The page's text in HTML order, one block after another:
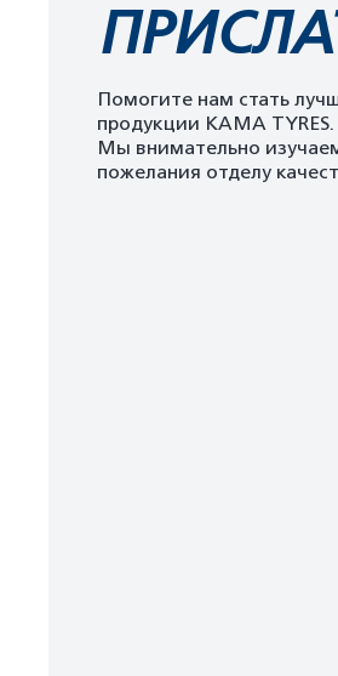
Помогите нам стать
продукции KAMA TYRES.
Мы внимательно
пожелания отделу